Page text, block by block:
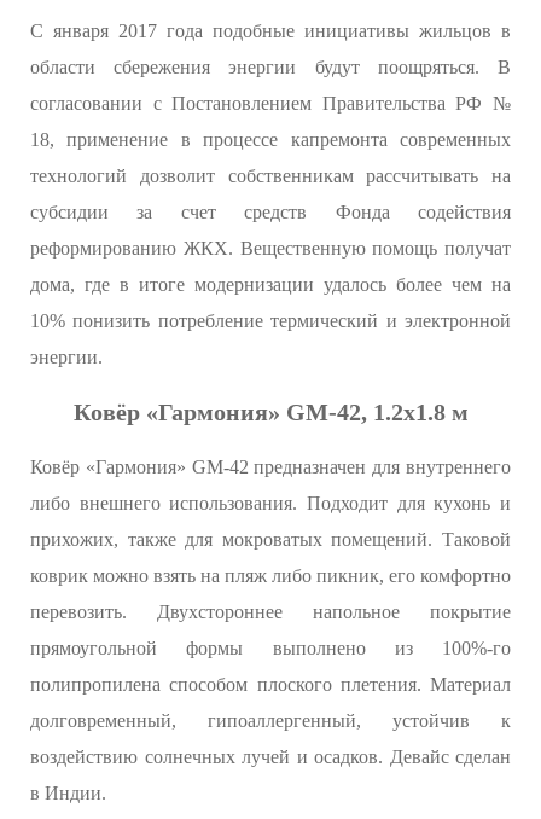
С января 2017 года подобные инициативы жильцов в
области сбережения энергии будут поощряться. В
согласовании с Постановлением Правительства РФ №
18, применение в процессе капремонта современных
технологий дозволит собственникам рассчитывать на
субсидии за счет средств Фонда содействия
реформированию ЖКХ. Вещественную помощь получат
дома, где в итоге модернизации удалось более чем на
10% понизить потребление термический и электронной
энергии.
Ковёр «Гармония» GM-42, 1.2х1.8 м
Ковёр «Гармония» GM-42 предназначен для внутреннего
либо внешнего использования. Подходит для кухонь и
прихожих, также для мокроватых помещений. Таковой
коврик можно взять на пляж либо пикник, его комфортно
перевозить. Двухстороннее напольное покрытие
прямоугольной формы выполнено из 100%-го
полипропилена способом плоского плетения. Материал
долговременный, гипоаллергенный, устойчив к
воздействию солнечных лучей и осадков. Девайс сделан
в Индии.